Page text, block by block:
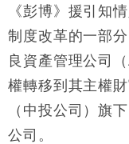
元以下
11:30
財經｜精星
東京半島
13:12
國際｜特朗
《彭博》援引知
制度改革的一部
良資產管理公司
權轉移到其主權
（中投公司）旗
公司。